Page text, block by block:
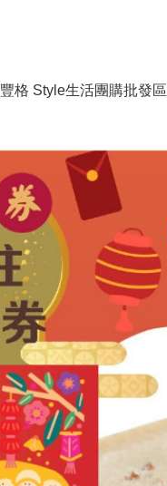
豐格 Style生活團購批發區